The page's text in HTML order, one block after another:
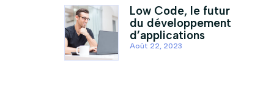
Low Code, le futur
du développement
d’applications
Août 22, 2023